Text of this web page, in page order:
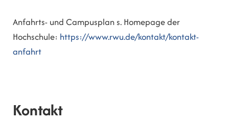
Anfahrts- und Campusplan s. Homepage der
Hochschule: https://www.rwu.de/kontakt/kontakt-
anfahrt
Kontakt